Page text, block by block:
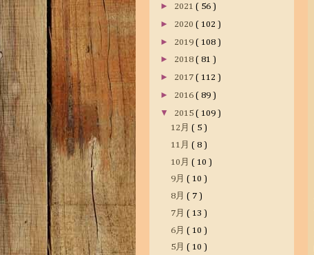
► 2021 ( 56 )
► 2020 ( 102 )
► 2019 ( 108 )
► 2018 ( 81 )
► 2017 ( 112 )
► 2016 ( 89 )
▼ 2015 ( 109 )
12月 ( 5 )
11月 ( 8 )
10月 ( 10 )
9月 ( 10 )
8月 ( 7 )
7月 ( 13 )
6月 ( 10 )
5月 ( 10 )